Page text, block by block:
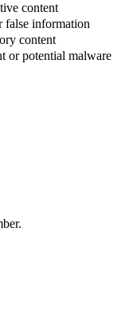
content
false information
content
or potential malware